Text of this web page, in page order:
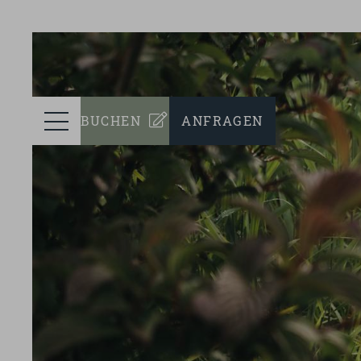
ZIMMER
WELLNESS
KULINARIK
EVENTS
NACHHALTIGKEIT
TEAM
BUCHEN ANFRAGEN